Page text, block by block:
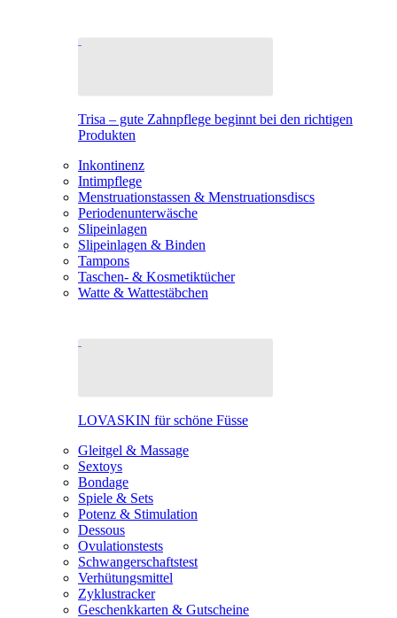
Trisa – gute Zahnpflege beginnt bei den richtigen
Produkten
Inkontinenz
Intimpflege
Menstruationstassen & Menstruationsdiscs
Periodenunterwäsche
Slipeinlagen
Slipeinlagen & Binden
Tampons
Taschen- & Kosmetiktücher
Watte & Wattestäbchen
LOVASKIN für schöne Füsse
Gleitgel & Massage
Sextoys
Bondage
Spiele & Sets
Potenz & Stimulation
Dessous
Ovulationstests
Schwangerschaftstest
Verhütungsmittel
Zyklustracker
Geschenkkarten & Gutscheine